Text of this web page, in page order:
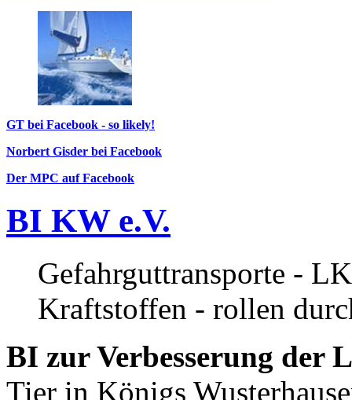
GT bei Facebook - so likely!
Norbert Gisder bei Facebook
Der MPC auf Facebook
BI KW e.V.
Gefahrguttransporte -
Kraftstoffen - rollen
BI zur Verbesserung der
Tier in Königs